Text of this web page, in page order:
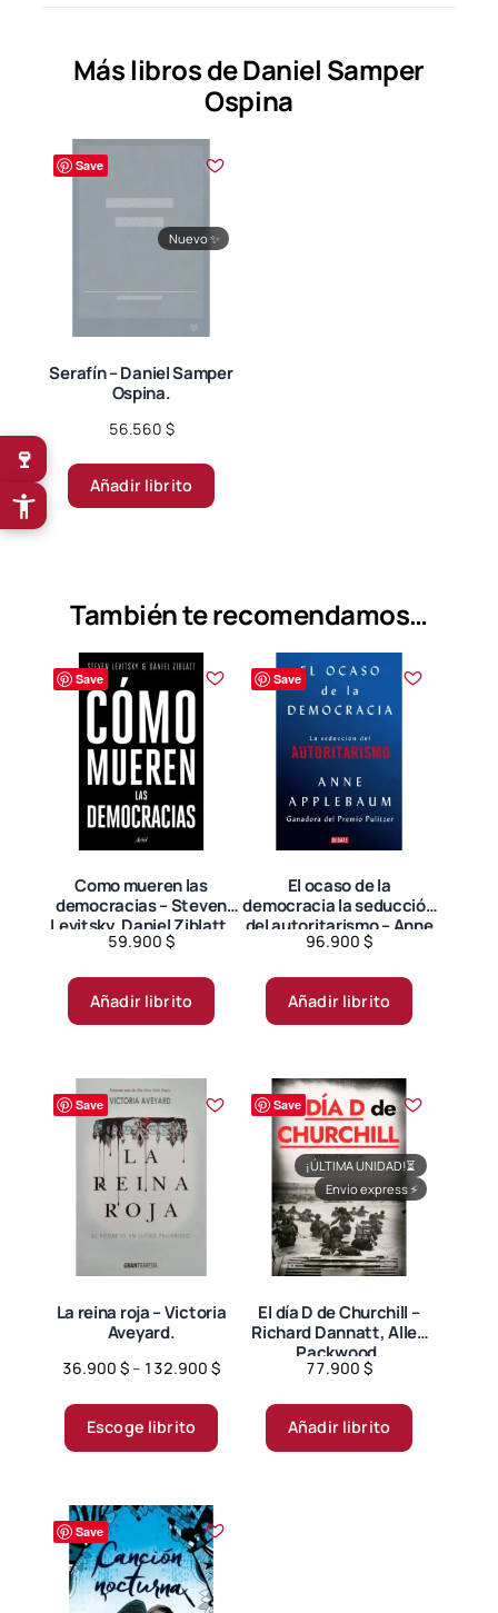
Más libros de Daniel Samper
Ospina
Save
Serafín – Daniel Samper
Ospina.
56.560 $
Nuevo✨
Añadir librito
También te recomendamos…
Save
Como mueren las
democracias – Steven
Levitsky, Daniel Ziblatt.
59.900 $
Añadir librito
Save
El ocaso de la
democracia la seducción
del autoritarismo – Anne
Applebaum.
96.900 $
Añadir librito
Save
La reina roja – Victoria
Aveyard.
36.900 $– 132.900 $Price
36.900 $
Escoge librito
producto
tiene
Las
Save
El día D de Churchill –
Richard Dannatt, Allen
Packwood.
77.900 $
¡ÚLTIMA UNIDAD!⏳
Envío express⚡
Añadir librito
Save
🍷